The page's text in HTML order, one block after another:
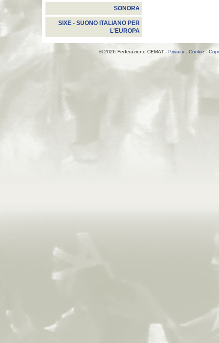
SONORA
SIXE - SUONO ITALIANO PER
L'EUROPA
© 2026 Federazione CEMAT - Privacy - Cookie-